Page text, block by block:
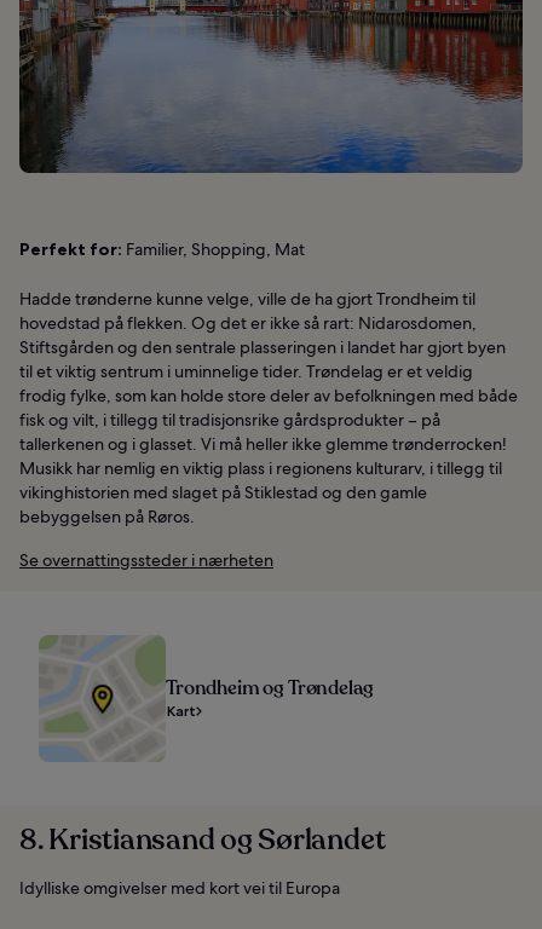
Perfekt for: Familier, Shopping, Mat
Hadde trønderne kunne velge, ville de ha gjort Trondheim til
hovedstad på flekken. Og det er ikke så rart: Nidarosdomen,
Stiftsgården og den sentrale plasseringen i landet har gjort byen
til et viktig sentrum i uminnelige tider. Trøndelag er et veldig
frodig fylke, som kan holde store deler av befolkningen med både
fisk og vilt, i tillegg til tradisjonsrike gårdsprodukter – på
tallerkenen og i glasset. Vi må heller ikke glemme trønderrocken!
Musikk har nemlig en viktig plass i regionens kulturarv, i tillegg til
vikinghistorien med slaget på Stiklestad og den gamle
bebyggelsen på Røros.
Se overnattingssteder i nærheten
Trondheim og Trøndelag
Kart
8. Kristiansand og Sørlandet
Idylliske omgivelser med kort vei til Europa